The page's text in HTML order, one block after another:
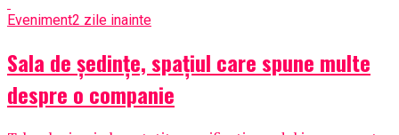
Eveniment2 zile inainte
Sala de ședințe, spațiul care spune multe
despre o companie